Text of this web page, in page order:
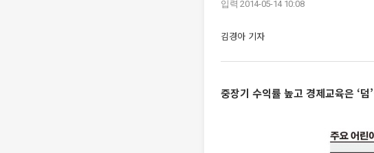
입력 2014-05-14 10:08
김경아 기자
중장기 수익률 높고 경제교육은 ‘